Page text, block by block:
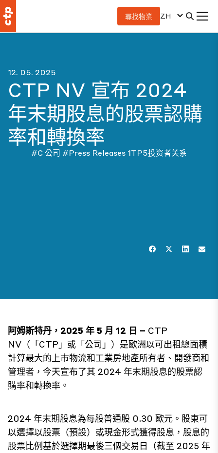
尋找物業 ZH
12. 05. 2025
CTP NV 宣布 2024
年末期股息的股票認購
率和轉換率
#C 公司 #Press Releases 1TP5投资者关系
阿姆斯特丹，2025 年 5 月 12 日 – CTP
NV（「CTP」或「公司」）是歐洲以可出租總面積
計算最大的上市物流和工業房地產所有者、開發商和
管理者，今天宣布了其 2024 年末期股息的股票認
購率和轉換率。
2024 年末期股息為每股普通股 0.30 歐元。股東可
以選擇以股票（預設）或現金形式獲得股息，股息的
股票比例基於選擇期最後三個交易日（截至 2025 年